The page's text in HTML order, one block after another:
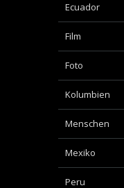
Ecuador
Film
Foto
Kolumbien
Menschen
Mexiko
Peru